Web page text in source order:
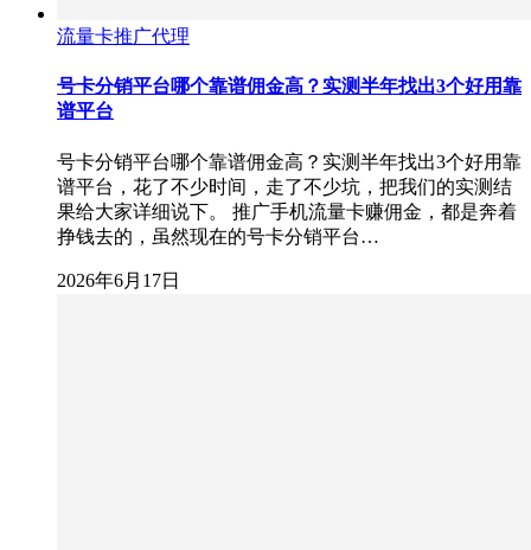
流量卡推广代理
号卡分销平台哪个靠谱佣金高？实测半年找出3个好用靠
谱平台
号卡分销平台哪个靠谱佣金高？实测半年找出3个好用靠
谱平台，花了不少时间，走了不少坑，把我们的实测结
果给大家详细说下。 推广手机流量卡赚佣金，都是奔着
挣钱去的，虽然现在的号卡分销平台…
2026年6月17日